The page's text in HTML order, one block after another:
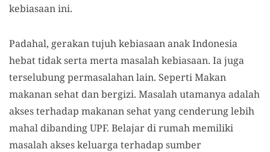
kebiasaan ini.
Padahal, gerakan tujuh kebiasaan anak Indonesia
hebat tidak serta merta masalah kebiasaan. Ia juga
terselubung permasalahan lain. Seperti Makan
makanan sehat dan bergizi. Masalah utamanya adalah
akses terhadap makanan sehat yang cenderung lebih
mahal dibanding UPF. Belajar di rumah memiliki
masalah akses keluarga terhadap sumber